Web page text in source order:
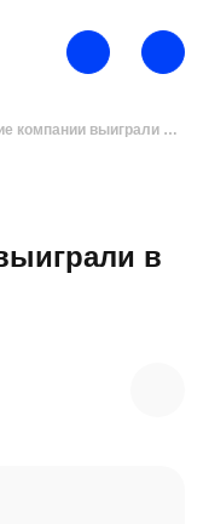
«Средние компании выиграли в динамике развития»
в